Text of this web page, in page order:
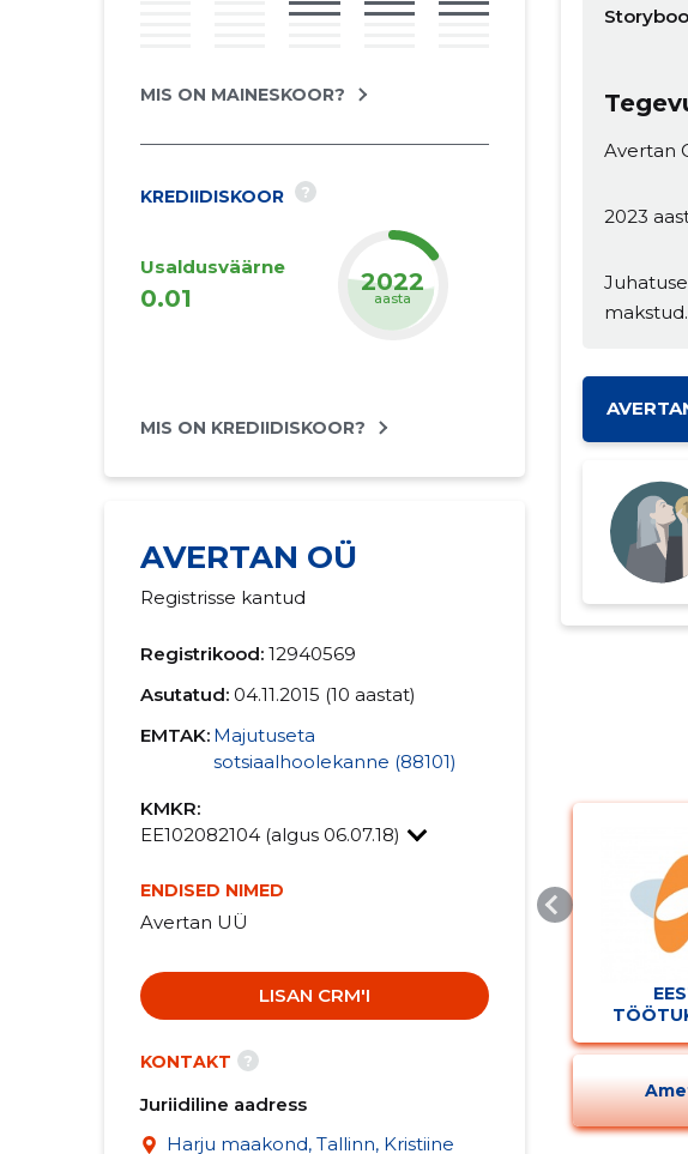
MIS ON MAINESKOOR?
KREDIIDISKOOR ?
Usaldusväärne
0.01
2022
aasta
MIS ON KREDIIDISKOOR?
AVERTAN OÜ
Registrisse kantud
Registrikood: 12940569
Asutatud: 04.11.2015 (10 aastat)
EMTAK: Majutuseta
sotsiaalhoolekanne (88101)
KMKR:
EE102082104 (algus 06.07.18)
ENDISED NIMED
Avertan UÜ
LISAN CRM'I
KONTAKT ?
Juriidiline aadress
Harju maakond, Tallinn, Kristiine
Avertan
2023
makstud.